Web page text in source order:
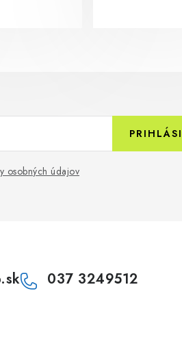
osobných údajov
037 3249512